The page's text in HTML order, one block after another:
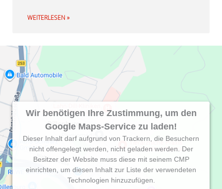
WEITERLESEN »
Wir benötigen Ihre Zustimmung, um den
Google Maps-Service zu laden!
Dieser Inhalt darf aufgrund von Trackern, die Besuchern
nicht offengelegt werden, nicht geladen werden. Der
Besitzer der Website muss diese mit seinem CMP
einrichten, um diesen Inhalt zur Liste der verwendeten
Technologien hinzuzufügen.